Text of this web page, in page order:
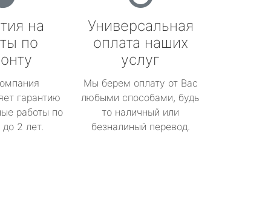
на
по
гарантию
работы по
2 лет.
Универсальная
оплата наших
услуг
Мы берем оплату от Вас
любыми способами, будь
то наличный или
безналиный перевод.